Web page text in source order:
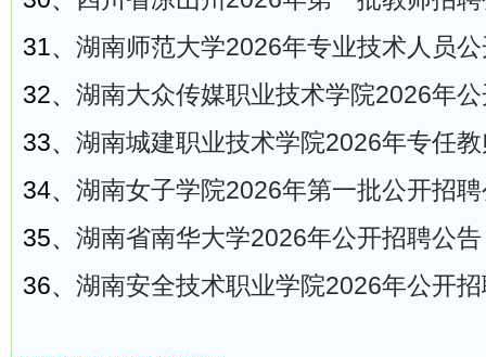
31、 湖南师范大学2026年专业技术人员
32、 湖南大众传媒职业技术学院2026年
33、 湖南城建职业技术学院2026年专任
34、 湖南女子学院2026年第一批公开招
35、 湖南省南华大学2026年公开招聘公告
36、 湖南安全技术职业学院2026年公开